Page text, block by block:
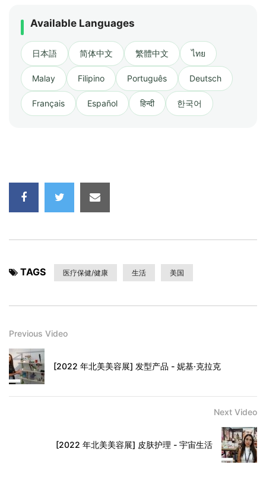
Available Languages
日本語 简体中文 繁體中文 ไทย
Malay Filipino Português Deutsch
Français Español हिन्दी 한국어
TAGS 医疗保健/健康 生活 美国
Previous Video
[2022 年北美美容展] 发型产品 - 妮基·克拉克
Next Video
[2022 年北美美容展] 皮肤护理 - 宇宙生活